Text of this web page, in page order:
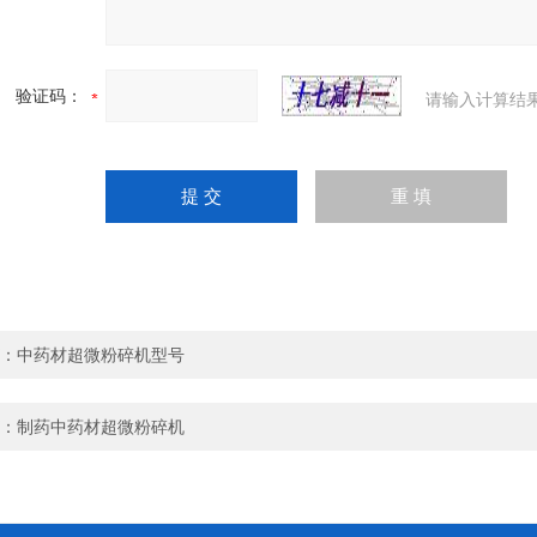
验证码： 请输入计算结
中药材超微粉碎机型号
制药中药材超微粉碎机